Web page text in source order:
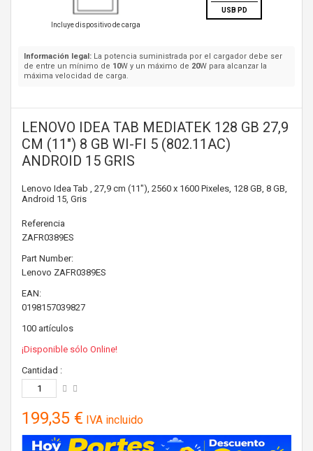
Incluye dispositivo de carga
USB PD
Información legal: La potencia suministrada por el cargador debe ser
de entre un mínimo de 10W y un máximo de 20W para alcanzar la
máxima velocidad de carga.
LENOVO IDEA TAB MEDIATEK 128 GB 27,9
CM (11") 8 GB WI-FI 5 (802.11AC)
ANDROID 15 GRIS
Lenovo Idea Tab , 27,9 cm (11"), 2560 x 1600 Pixeles, 128 GB, 8 GB,
Android 15, Gris
Referencia
ZAFR0389ES
Part Number:
Lenovo ZAFR0389ES
EAN:
0198157039827
100 artículos
¡Disponible sólo Online!
Cantidad :
199,35 € IVA incluido